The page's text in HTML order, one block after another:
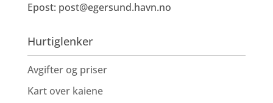
Epost: post@egersund.havn.no
Hurtiglenker
Avgifter og priser
Kart over kaiene